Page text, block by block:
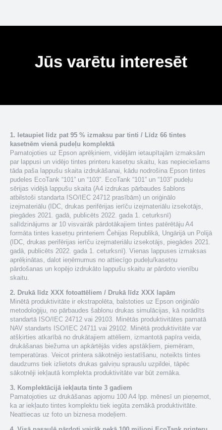
Jūs varētu interesēt
1. Ietaupiet līdz pat 95 % izmaksu par tinti / Līdz 66 tintes
kasetnēm vienā pudeļu komplektā
Pamatojoties uz Epson aprēķiniem, vidējām ietaupītajām izmaksām
par lappusi un vidējo tintes printeru kasetņu skaitu, kas nepieciešams
tāda paša lappušu skaita izdrukāšanai, kādu nodrošina Epson tintes
pudeles EcoTank “101” un “103”. EcoTank “101” un “103” pudeļu
sērijas vidējā lappušu skaita (A4 izdrukas pārbaudes šablons
atbilstoši standarta ISO/IEC 24712 prasībām) un oriģinālo
izejmateriālu (IDC, drukas perifērijas ierīču izejmateriālu izsekotājs,
piegādes 2021. gadā, publicēts 2022. gada 1. ceturksnī)
salīdzinājums ar 10 visvairāk pārdotākajiem tintes patērētāju A4
formāta tintes kasetņu printeriem Čehijas Republikā, Ungārijā un Polijā
(IDC, drukas perifērijas ierīču izejmateriālu izsekotājs, piegādes 2021.
gadā, publicēts 2022. gada 1. ceturksnī). Vienas lappuses izmaksas
aprēķinātas, dalot ieņēmumus no attiecīgo pudeļu/kasetņu
pārdošanas un kopējo izdrukāto lappušu skaitu ar pārdoto vienību
skaitu.
2. Drukā līdz XXX fotoattēliem / Drukā līdz XXX lapām
Minētā produktivitāte ir ekstrapolēta, balstoties uz Epson oriģinālo
metodoloģiju, no pārbaudes šablonu drukas simulācijas, kā norādīts
standartā ISO/IEC 24712 vai 29103. Minētās produktivitātes pamatā
NAV standarts ISO/IEC 24711 vai 29102. Minētā produktivitāte var
atšķirties atkarībā no drukātajiem attēliem, izmantotā papīra veida,
drukāšanas biežuma un apkārtējās vides apstākļiem, piemēram,
temperatūras. Veicot printera sākotnējo iestatīšanu, noteikts tintes
daudzums tiek izlietots drukas galviņu sprauslu uzpildei, tāpēc
sākotnēji iekļautā komplekta produktivitāte var būt zemāka.
3. Komplektācijā iekļauta tinte 3 gadiem
Pamatojoties uz drukāšanas apjomu 100 A4 lpp. mēnesī un pieņemot,
ka ar iekļauto tintes komplektu tiek iegūta zemākā produktivitāte.
Neattiecas uz foto un biznesa modeļiem.